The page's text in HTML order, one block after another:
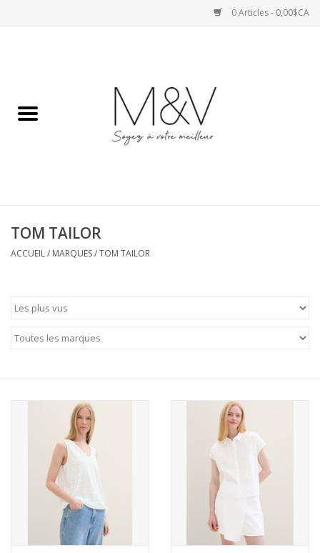
0 Articles - 0,00$CA
SPORTS
BAS
VESTES
MAILLOTS DE BAIN
Marques
TOM TAILOR
ACCUEIL/ MARQUES/TOM TAILOR